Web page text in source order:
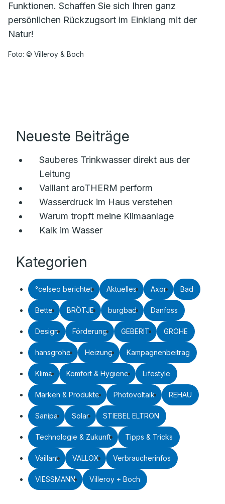
Funktionen. Schaffen Sie sich Ihren ganz
persönlichen Rückzugsort im Einklang mit der
Natur!
Foto: © Villeroy & Boch
Neueste Beiträge
Sauberes Trinkwasser direkt aus der
Leitung
Vaillant aroTHERM perform
Wasserdruck im Haus verstehen
Warum tropft meine Klimaanlage
Kalk im Wasser
Kategorien
°celseo berichtet Aktuelles Axor Bad
Bette BRÖTJE burgbad Danfoss
Design Förderung GEBERIT GROHE
hansgrohe Heizung Kampagnenbeitrag
Klima Komfort & Hygiene Lifestyle
Marken & Produkte Photovoltaik REHAU
Sanipa Solar STIEBEL ELTRON
Technologie & Zukunft Tipps & Tricks
Vaillant VALLOX Verbraucherinfos
VIESSMANN Villeroy + Boch